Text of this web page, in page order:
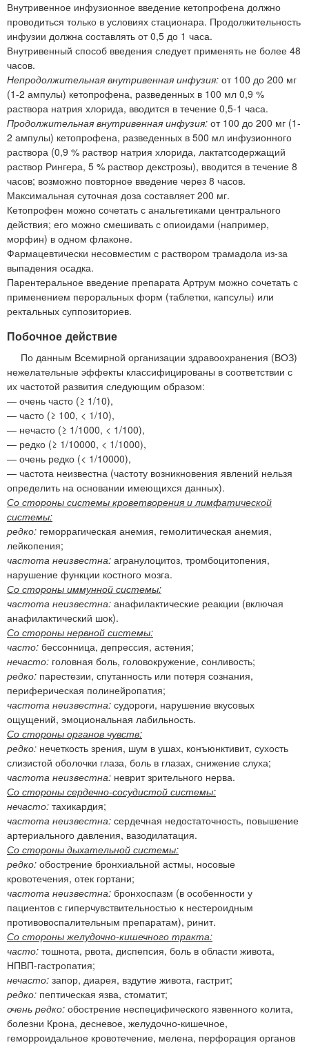
Внутривенное инфузионное введение кетопрофена должно
проводиться только в условиях стационара. Продолжительность
инфузии должна составлять от 0,5 до 1 часа.
Внутривенный способ введения следует применять не более 48
часов.
Непродолжительная внутривенная инфузия: от 100 до 200 мг
(1-2 ампулы) кетопрофена, разведенных в 100 мл 0,9 %
раствора натрия хлорида, вводится в течение 0,5-1 часа.
Продолжительная внутривенная инфузия: от 100 до 200 мг (1-
2 ампулы) кетопрофена, разведенных в 500 мл инфузионного
раствора (0,9 % раствор натрия хлорида, лактатсодержащий
раствор Рингера, 5 % раствор декстрозы), вводится в течение 8
часов; возможно повторное введение через 8 часов.
Максимальная суточная доза составляет 200 мг.
Кетопрофен можно сочетать с анальгетиками центрального
действия; его можно смешивать с опиоидами (например,
морфин) в одном флаконе.
Фармацевтически несовместим с раствором трамадола из-за
выпадения осадка.
Парентеральное введение препарата Артрум можно сочетать с
применением пероральных форм (таблетки, капсулы) или
ректальных суппозиториев.
Побочное действие
По данным Всемирной организации здравоохранения (ВОЗ)
нежелательные эффекты классифицированы в соответствии с
их частотой развития следующим образом:
— очень часто (≥ 1/10),
— часто (≥ 100, < 1/10),
— нечасто (≥ 1/1000, < 1/100),
— редко (≥ 1/10000, < 1/1000),
— очень редко (< 1/10000),
— частота неизвестна (частоту возникновения явлений нельзя
определить на основании имеющихся данных).
Со стороны системы кроветворения и лимфатической
системы:
редко: геморрагическая анемия, гемолитическая анемия,
лейкопения;
частота неизвестна: агранулоцитоз, тромбоцитопения,
нарушение функции костного мозга.
Со стороны иммунной системы:
частота неизвестна: анафилактические реакции (включая
анафилактический шок).
Со стороны нервной системы:
часто: бессонница, депрессия, астения;
нечасто: головная боль, головокружение, сонливость;
редко: парестезии, спутанность или потеря сознания,
периферическая полинейропатия;
частота неизвестна: судороги, нарушение вкусовых
ощущений, эмоциональная лабильность.
Со стороны органов чувств:
редко: нечеткость зрения, шум в ушах, конъюнктивит, сухость
слизистой оболочки глаза, боль в глазах, снижение слуха;
частота неизвестна: неврит зрительного нерва.
Со стороны сердечно-сосудистой системы:
нечасто: тахикардия;
частота неизвестна: сердечная недостаточность, повышение
артериального давления, вазодилатация.
Со стороны дыхательной системы:
редко: обострение бронхиальной астмы, носовые
кровотечения, отек гортани;
частота неизвестна: бронхоспазм (в особенности у
пациентов с гиперчувствительностью к нестероидным
противовоспалительным препаратам), ринит.
Со стороны желудочно-кишечного тракта:
часто: тошнота, рвота, диспепсия, боль в области живота,
НПВП-гастропатия;
нечасто: запор, диарея, вздутие живота, гастрит;
редко: пептическая язва, стоматит;
очень редко: обострение неспецифического язвенного колита,
болезни Крона, десневое, желудочно-кишечное,
геморроидальное кровотечение, мелена, перфорация органов